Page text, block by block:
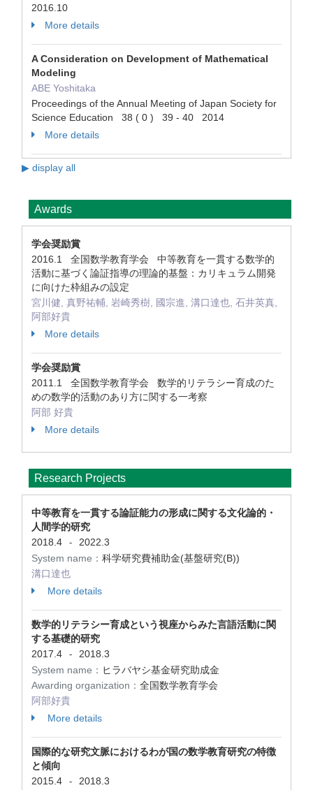
2016.10
More details
A Consideration on Development of Mathematical
Modeling
ABE Yoshitaka
Proceedings of the Annual Meeting of Japan Society for
Science Education 38 ( 0 ) 39 - 40 2014
More details
▶ display all
Awards
学会奨励賞
2016.1 全国数学教育学会 中等教育を一貫する数学的
活動に基づく論証指導の理論的基盤：カリキュラム開発
に向けた枠組みの設定
宮川健, 真野祐輔, 岩崎秀樹, 國宗進, 溝口達也, 石井英真,
阿部好貴
More details
学会奨励賞
2011.1 全国数学教育学会 数学的リテラシー育成のた
めの数学的活動のあり方に関する一考察
阿部 好貴
More details
Research Projects
中等教育を一貫する論証能力の形成に関する文化論的・
人間学的研究
2018.4
-
2022.3
System name： 科学研究費補助金(基盤研究(B))
溝口達也
More details
数学的リテラシー育成という視座からみた言語活動に関
する基礎的研究
2017.4
-
2018.3
System name： ヒラバヤシ基金研究助成金
Awarding organization： 全国数学教育学会
阿部好貴
More details
国際的な研究文脈におけるわが国の数学教育研究の特徴
と傾向
2015.4
-
2018.3